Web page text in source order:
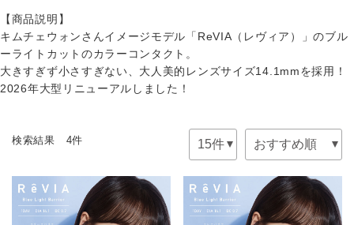
【商品説明】
キムチェウォンさんイメージモデル「ReVIA（レヴィア）」のブル
ーライトカットのカラーコンタクト。
大きすぎず小さすぎない、大人美的レンズサイズ14.1mmを採用！
2026年大型リニューアルしました！
検索結果 4件